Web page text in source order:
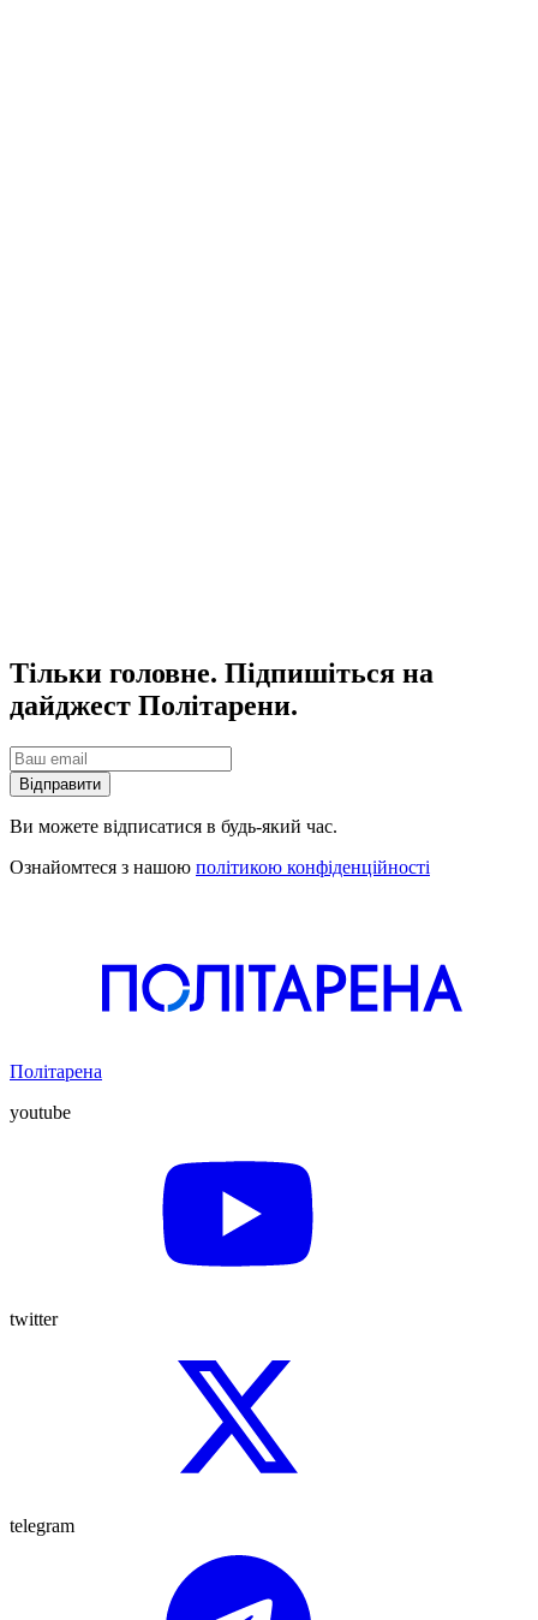
Тільки головне. Підпишіться на
дайджест Політарени.
Відправити
Ви можете відписатися в будь-який час.
Ознайомтеся з нашою політикою конфіденційності
Політарена
youtube
twitter
telegram